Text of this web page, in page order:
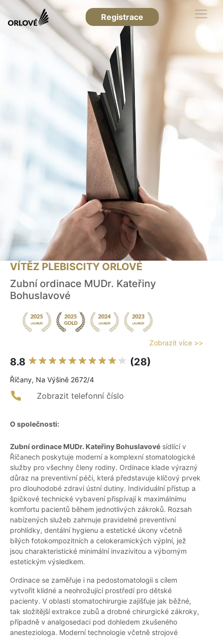
Registrace
VÍTĚZ PLEBISCITY ORLOVÉ
Zubní ordinace MUDr. Kateřiny
Bohuslavové
Zobrazit více >>
8.8 (28)
Říčany, Na Výšině 2672/4
Zobrazit telefonní číslo
O společnosti:
Zubní ordinace MUDr. Kateřiny Bohuslavové sídlící v
Říčanech poskytuje moderní a komplexní stomatologické
služby pro všechny členy rodiny. Ordinace klade výrazný
důraz na preventivní péči, která představuje klíčový prvek
pro dlouhodobé zdraví ústní dutiny. Individuální přístup a
špičkové technické vybavení přispívají k maximálnímu
komfortu pacientů během jednotlivých zákroků. Rozsah
nabízených služeb zahrnuje pravidelné preventivní
prohlídky, dentální hygienu a estetické úkony včetně
bílých fotokompozitních a celokeramických výplní, jež
jsou charakteristické minimální invazivitou a výborným
estetickým výsledkem.
Ordinace se zaměřuje i na pedostomatologii s cílem
vytvořit klidné a neohrožující prostředí pro dětské
pacienty. V oblasti stomatochirurgie zajišťuje jak běžné,
tak složitější extrakce zubů a drobné chirurgické zákroky,
případně v analgosedaci pod dohledem zkušeného
anesteziologa. Moderní technologie včetně strojové